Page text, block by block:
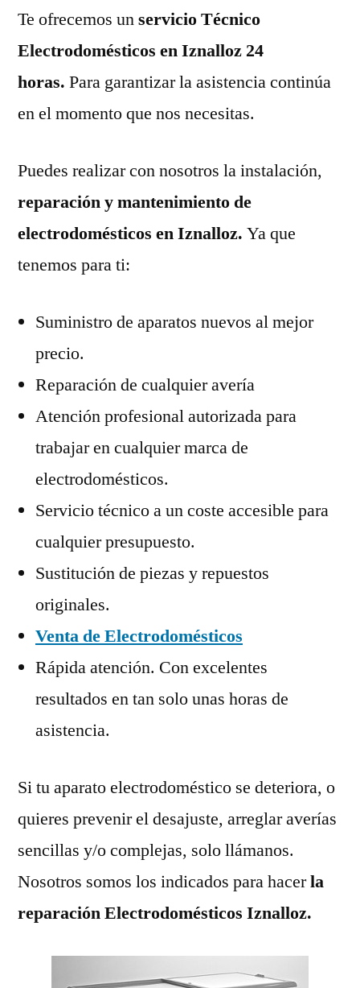
Te ofrecemos unservicio Técnico
Electrodomésticos en Iznalloz 24
horas. Para garantizar la asistencia continúa
en el momento que nos necesitas.
Puedes realizar con nosotros la instalación,
reparación y mantenimiento de
electrodomésticos en Iznalloz. Ya que
tenemos para ti:
Suministro de aparatos nuevos al mejor
precio.
Reparación de cualquier avería
Atención profesional autorizada para
trabajar en cualquier marca de
electrodomésticos.
Servicio técnico a un coste accesible para
cualquier presupuesto.
Sustitución de piezas y repuestos
originales.
Venta de Electrodomésticos
Rápida atención. Con excelentes
resultados en tan solo unas horas de
asistencia.
Si tu aparato electrodoméstico se deteriora, o
quieres prevenir el desajuste, arreglar averías
sencillas y/o complejas, solo llámanos.
Nosotros somos los indicados para hacerla
reparación Electrodomésticos Iznalloz.